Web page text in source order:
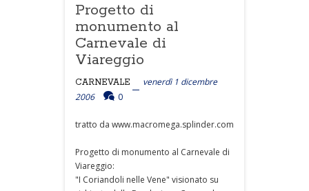
Progetto di
monumento al
Carnevale di
Viareggio
CARNEVALE
venerdì 1 dicembre
2006
0
tratto da www.macromega.splinder.com
Progetto di monumento al Carnevale di
Viareggio:
"I Coriandoli nelle Vene" visionato su